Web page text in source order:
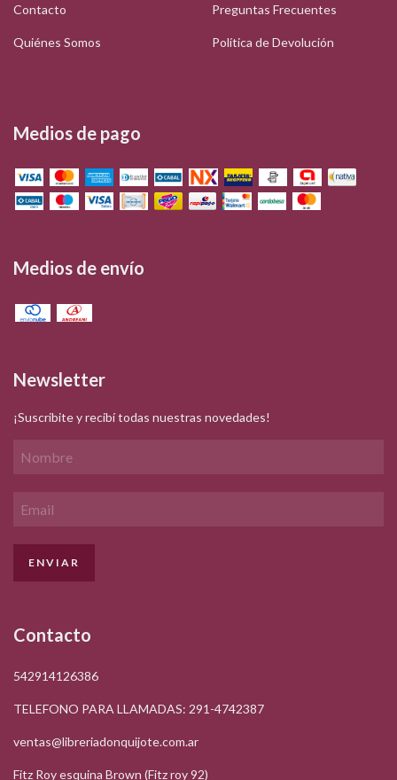
Contacto Preguntas Frecuentes
Quiénes Somos Política de Devolución
Medios de pago
Medios de envío
Newsletter
¡Suscribite y recibí todas nuestras novedades!
Contacto
542914126386
TELEFONO PARA LLAMADAS: 291-4742387
ventas@libreriadonquijote.com.ar
Fitz Roy esquina Brown (Fitz roy 92)